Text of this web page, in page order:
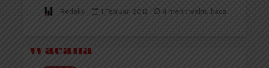
Redaksi 1 Februari 2012 4 menit waktu baca